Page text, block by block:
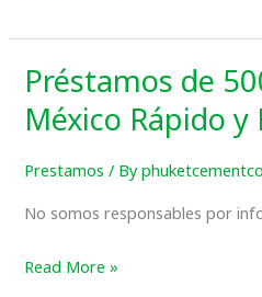
Préstamos de
México Rápido
Prestamos / By
No somos responsables por
Préstamos
de
5000
pesos
México
Read More »